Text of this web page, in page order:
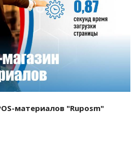
проект
материалов "Ruposm"